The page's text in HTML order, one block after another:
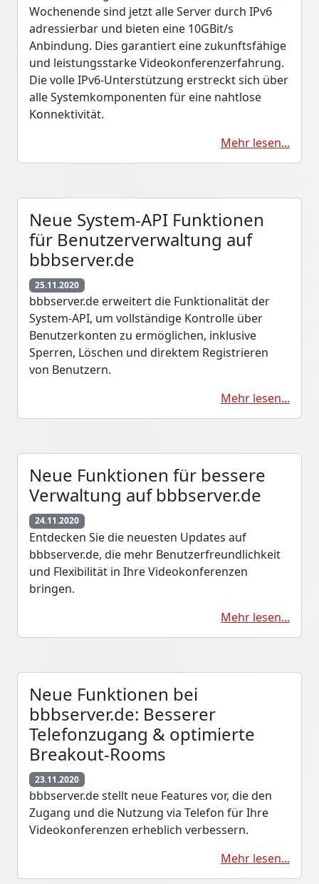
Wochenende sind jetzt alle Server durch IPv6
adressierbar und bieten eine 10GBit/s
Anbindung. Dies garantiert eine zukunftsfähige
und leistungsstarke Videokonferenzerfahrung.
Die volle IPv6-Unterstützung erstreckt sich über
alle Systemkomponenten für eine nahtlose
Konnektivität.
Mehr lesen...
Neue System-API Funktionen
für Benutzerverwaltung auf
bbbserver.de
25.11.2020
bbbserver.de erweitert die Funktionalität der
System-API, um vollständige Kontrolle über
Benutzerkonten zu ermöglichen, inklusive
Sperren, Löschen und direktem Registrieren
von Benutzern.
Mehr lesen...
Neue Funktionen für bessere
Verwaltung auf bbbserver.de
24.11.2020
Entdecken Sie die neuesten Updates auf
bbbserver.de, die mehr Benutzerfreundlichkeit
und Flexibilität in Ihre Videokonferenzen
bringen.
Mehr lesen...
Neue Funktionen bei
bbbserver.de: Besserer
Telefonzugang & optimierte
Breakout-Rooms
23.11.2020
bbbserver.de stellt neue Features vor, die den
Zugang und die Nutzung via Telefon für Ihre
Videokonferenzen erheblich verbessern.
Mehr lesen...